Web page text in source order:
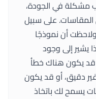
مشكلة في الجودة،
على سبيل
ولاحظت أن نموذجًا
يشير إلى وجود
يكون هناك خطأ
دقيق، أو قد يكون
يسمح لك باتخاذ